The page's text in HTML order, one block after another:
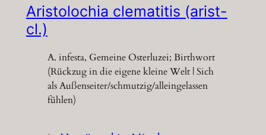
Aristolochia clematitis (arist-
cl.)
A. infesta, Gemeine Osterluzei; Birthwort
(Rückzug in die eigene kleine Welt | Sich
als Außenseiter/schmutzig/alleingelassen
fühlen)